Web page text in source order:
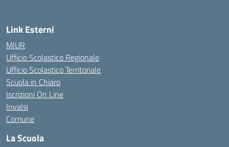
Link Esterni
MIUR
Ufficio Scolastico Regionale
Ufficio Scolastico Territoriale
Scuola in Chiaro
Iscrizioni On Line
Invalsi
Comune
La Scuola